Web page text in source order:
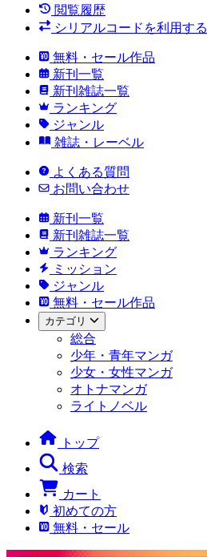
閲覧履歴
シリアルコードを利用する
無料・セール作品
新刊一覧
新刊雑誌一覧
ランキング
ジャンル
雑誌・レーベル
よくある質問
お問い合わせ
新刊一覧
新刊雑誌一覧
ランキング
ミッション
ジャンル
無料・セール作品
カテゴリ
総合
少年・青年マンガ
少女・女性マンガ
オトナマンガ
ライトノベル
トップ
検索
カート
初めての方
無料・セール